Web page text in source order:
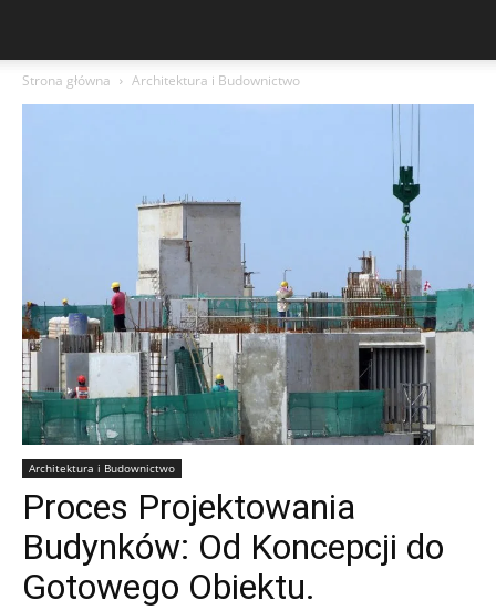
Strona główna Architektura i Budownictwo
Architektura i Budownictwo
Proces Projektowania
Budynków: Od Koncepcji do
Gotowego Obiektu.